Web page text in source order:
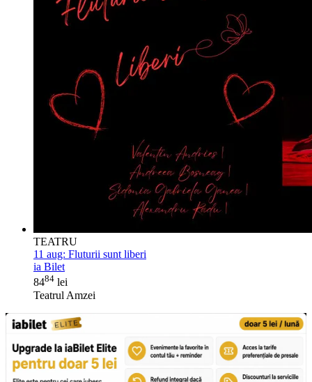
TEATRU
11 aug: Fluturii sunt liberi
ia Bilet
8484 lei
Teatrul Amzei